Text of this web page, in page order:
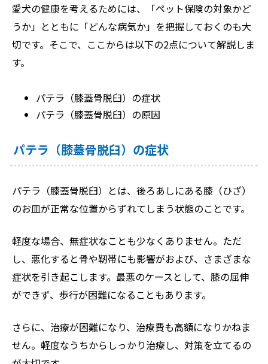
愛犬の健康を考えるためには、「ペット保険の対象かど
うか」とともに「どんな病気か」を把握しておくのも大
切です。そこで、ここからは以下の2点について解説しま
す。
パテラ（膝蓋骨脱臼）の症状
パテラ（膝蓋骨脱臼）の原因
パテラ（膝蓋骨脱臼）の症状
パテラ（膝蓋骨脱臼）とは、後ろあしにある膝（ひざ）
のお皿が正常な位置からずれてしまう状態のことです。
軽度な場合、無症状なことも少なくありません。ただ
し、悪化すると骨や靭帯にも影響がおよび、さまざまな
症状を引き起こします。最悪のケースとして、膝の屈伸
ができず、歩行が困難になることもあります。
さらに、治療が困難になり、治療費も高額になりかねま
せん。軽度なうちからしっかり治療し、対策を立てるの